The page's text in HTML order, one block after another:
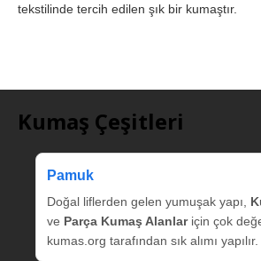
tekstilinde tercih edilen şık bir kumaştır.
Kumaş Çeşitleri
Pamuk
Doğal liflerden gelen yumuşak yapı,
ve Parça Kumaş Alanlariçin çok
kumas.org tarafından sık alımı yapılır.